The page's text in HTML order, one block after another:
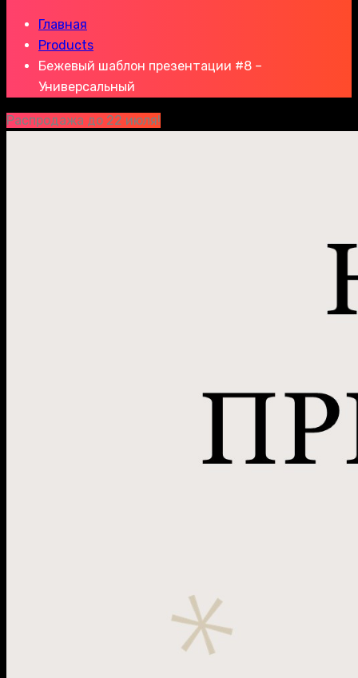
Главная
Products
Бежевый шаблон презентации #8 –
Универсальный
Распродажа до 22 июля!